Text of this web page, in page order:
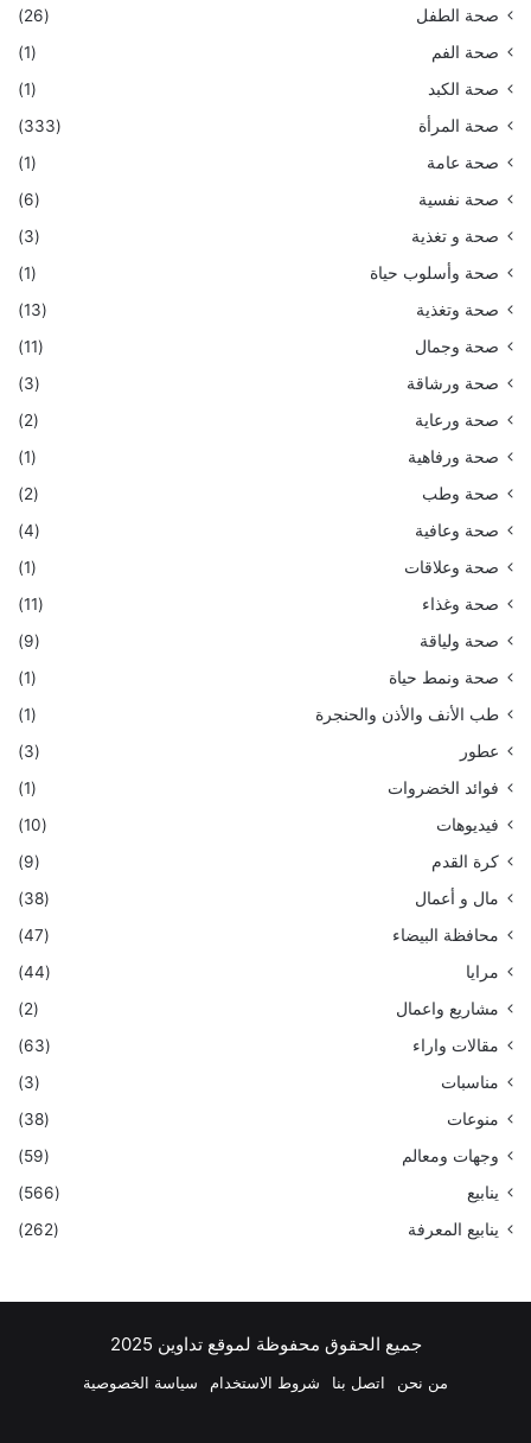
صحة الطفل
(26)
صحة الفم
(1)
صحة الكبد
(1)
صحة المرأة
(333)
صحة عامة
(1)
صحة نفسية
(6)
صحة و تغذية
(3)
صحة وأسلوب حياة
(1)
صحة وتغذية
(13)
صحة وجمال
(11)
صحة ورشاقة
(3)
صحة ورعاية
(2)
صحة ورفاهية
(1)
صحة وطب
(2)
صحة وعافية
(4)
صحة وعلاقات
(1)
صحة وغذاء
(11)
صحة ولياقة
(9)
صحة ونمط حياة
(1)
طب الأنف والأذن والحنجرة
(1)
عطور
(3)
فوائد الخضروات
(1)
فيديوهات
(10)
كرة القدم
(9)
مال و أعمال
(38)
محافظة البيضاء
(47)
مرايا
(44)
مشاريع واعمال
(2)
مقالات واراء
(63)
مناسبات
(3)
منوعات
(38)
وجهات ومعالم
(59)
ينابيع
(566)
ينابيع المعرفة
(262)
جميع الحقوق محفوظة لموقع تداوين 2025
من نحن اتصل بنا شروط الاستخدام سياسة الخصوصية